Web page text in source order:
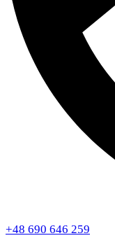
+48 690 646 259